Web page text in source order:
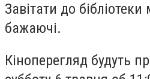
Завітати до бібліотеки
бажаючі.
Кіноперегляд будуть